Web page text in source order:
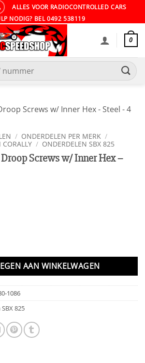
ALLES VOOR RADIOCONTROLLED CARS
NODIG? BEL 0492 538119
0
/ ONDERDELEN PER MERK /
/ ONDERDELEN SBX 825
Screws w/ Inner Hex –
Screws w/ Inner Hex - Steel - 4 Pcs aantal
AAN WINKELWAGEN
1086
825